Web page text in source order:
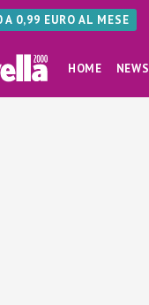
0,99 EURO AL MESE
HOME NEWS